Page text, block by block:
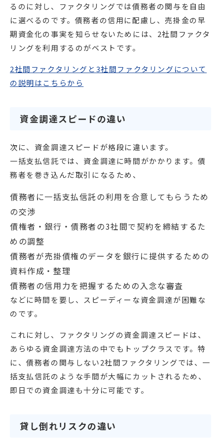
るのに対し、ファクタリングでは債務者の関与を自由
に選べるのです。債務者の信用に配慮し、売掛金の早
期資金化の事実を知らせないためには、2社間ファクタ
リングを利用するのがベストです。
2社間ファクタリングと3社間ファクタリングについて
の説明はこちらから
資金調達スピードの違い
次に、資金調達スピードが格段に違います。
一括支払信託では、資金調達に時間がかかります。債
務者を巻き込んだ取引になるため、
債務者に一括支払信託の利用を合意してもらうため
の交渉
債権者・銀行・債務者の3社間で契約を締結するた
めの調整
債務者が売掛債権のデータを銀行に提供するための
資料作成・整理
債務者の信用力を把握するための入念な審査
などに時間を要し、スピーディーな資金調達が困難な
のです。
これに対し、ファクタリングの資金調達スピードは、
あらゆる資金調達方法の中でもトップクラスです。特
に、債務者の関与しない2社間ファクタリングでは、一
括支払信託のような手間が大幅にカットされるため、
即日での資金調達も十分に可能です。
貸し倒れリスクの違い